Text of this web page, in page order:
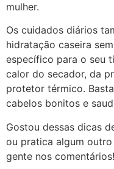
mulher.
Os cuidados diários
hidratação caseira
específico para o seu
calor do secador, da
protetor térmico.
cabelos bonitos e
Gostou dessas dicas
ou pratica algum
gente nos comentários!